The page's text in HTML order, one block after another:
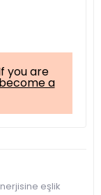
you are
a
eşlik